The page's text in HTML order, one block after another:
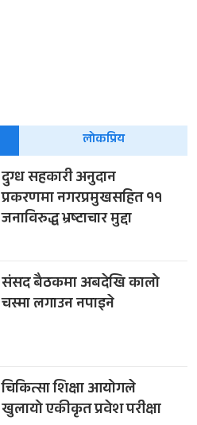
लोकप्रिय
दुग्ध सहकारी अनुदान
प्रकरणमा नगरप्रमुखसहित ११
जनाविरुद्ध भ्रष्टाचार मुद्दा
संसद बैठकमा अबदेखि कालो
चस्मा लगाउन नपाइने
चिकित्सा शिक्षा आयोगले
खुलायो एकीकृत प्रवेश परीक्षा